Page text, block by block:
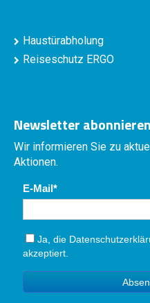
Haustürabholung
Reiseschutz ERGO
Newsletter abonnieren
Wir informieren Sie zu
Aktionen.
E-Mail
Ja, die
akzeptiert.